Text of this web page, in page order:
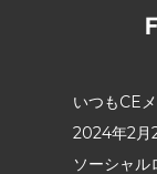
いつもCE
2024年2月
ソーシャ